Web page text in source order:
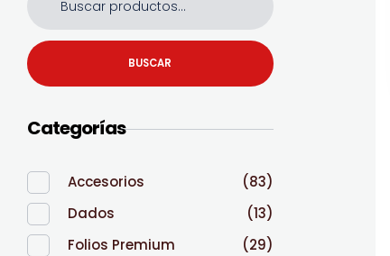
BUSCAR
Categorías
Accesorios
(83)
Dados
(13)
Folios Premium
(29)